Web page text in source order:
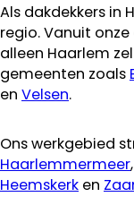
Als dakdekkers in
regio. Vanuit
alleen Haarlem
gemeenten zoals
en Velsen.
Ons werkgebied
Haarlemmermeer,
Heemskerk en